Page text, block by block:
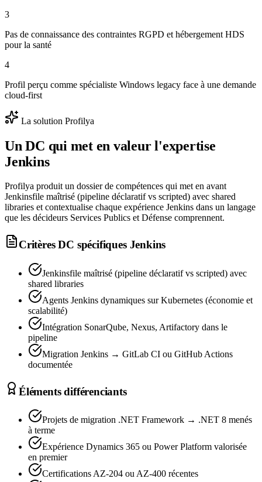
3
Pas de connaissance des contraintes RGPD et hébergement HDS
pour la santé
4
Profil perçu comme spécialiste Windows legacy face à une demande
cloud-first
La solution Profilya
Un DC qui met en valeur l'expertise
Jenkins
Profilya produit un dossier de compétences qui met en avant
Jenkinsfile maîtrisé (pipeline déclaratif vs scripted) avec shared
libraries et contextualise chaque expérience Jenkins dans un langage
que les décideurs Services Publics et Défense comprennent.
Critères DC spécifiques Jenkins
Jenkinsfile maîtrisé (pipeline déclaratif vs scripted) avec
shared libraries
Agents Jenkins dynamiques sur Kubernetes (économie et
scalabilité)
Intégration SonarQube, Nexus, Artifactory dans le
pipeline
Migration Jenkins → GitLab CI ou GitHub Actions
documentée
Éléments différenciants
Projets de migration .NET Framework → .NET 8 menés
à terme
Expérience Dynamics 365 ou Power Platform valorisée
en premier
Certifications AZ-204 ou AZ-400 récentes